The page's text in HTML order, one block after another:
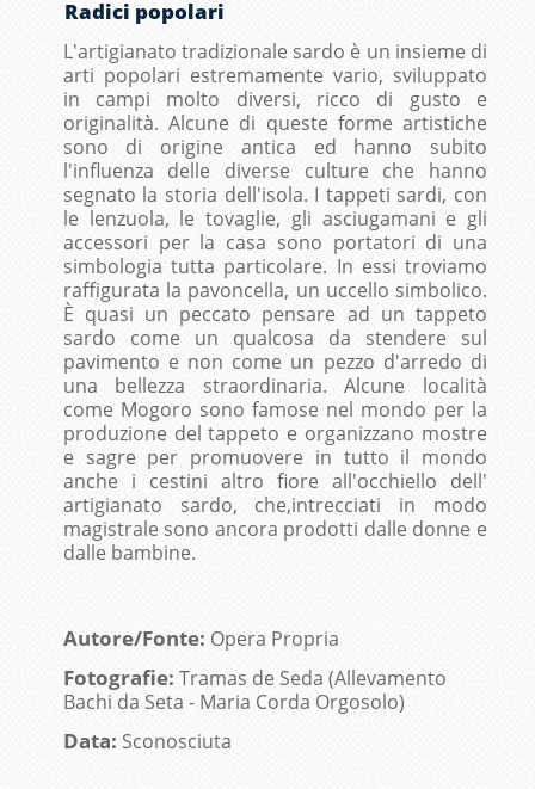
Radici popolari
L'artigianato tradizionale sardo è un insieme di
arti popolari estremamente vario, sviluppato
in campi molto diversi, ricco di gusto e
originalità. Alcune di queste forme artistiche
sono di origine antica ed hanno subito
l'influenza delle diverse culture che hanno
segnato la storia dell'isola. I tappeti sardi, con
le lenzuola, le tovaglie, gli asciugamani e gli
accessori per la casa sono portatori di una
simbologia tutta particolare. In essi troviamo
raffigurata la pavoncella, un uccello simbolico.
È quasi un peccato pensare ad un tappeto
sardo come un qualcosa da stendere sul
pavimento e non come un pezzo d'arredo di
una bellezza straordinaria. Alcune località
come Mogoro sono famose nel mondo per la
produzione del tappeto e organizzano mostre
e sagre per promuovere in tutto il mondo
anche i cestini altro fiore all'occhiello dell'
artigianato sardo, che,intrecciati in modo
magistrale sono ancora prodotti dalle donne e
dalle bambine.
Autore/Fonte: Opera Propria
Fotografie: Tramas de Seda (Allevamento
Bachi da Seta - Maria Corda Orgosolo)
Data: Sconosciuta